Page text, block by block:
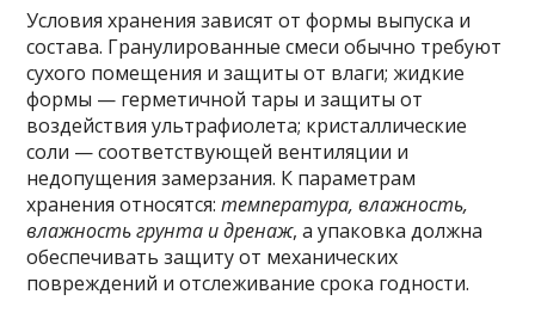
Условия хранения зависят от формы выпуска и
состава. Гранулированные смеси обычно требуют
сухого помещения и защиты от влаги; жидкие
формы — герметичной тары и защиты от
воздействия ультрафиолета; кристаллические
соли — соответствующей вентиляции и
недопущения замерзания. К параметрам
хранения относятся: температура, влажность,
влажность грунта и дренаж, а упаковка должна
обеспечивать защиту от механических
повреждений и отслеживание срока годности.